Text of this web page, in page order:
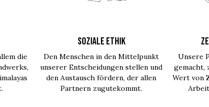
die
SOZIALE ETHIK
Den Menschen in den Mittelpunkt
unserer Entscheidungen stellen und
den Austausch fördern, der allen
Partnern zugutekommt.
Unsere
gemacht,
Wert von